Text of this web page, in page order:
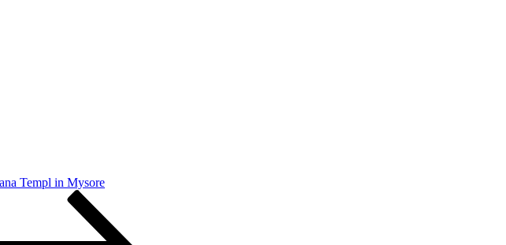
Templ in Mysore